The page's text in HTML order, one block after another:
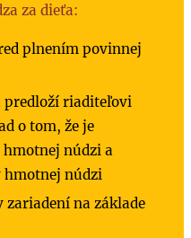
za dieťa:
plnením povinnej
predloží riaditeľovi
o tom, že je
núdzi a
hmotnej núdzi
zariadení na základe